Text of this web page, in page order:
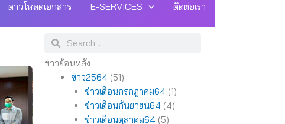
ดาวโหลดเอกสาร E-SERVICES ติดต่อเรา
SearchSearch
ข่าวย้อนหลัง
ข่าว2564 (51)
ข่าวเดือนกรกฎาคม64 (1)
ข่าวเดือนกันยายน64 (4)
ข่าวเดือนตุลาคม64 (5)